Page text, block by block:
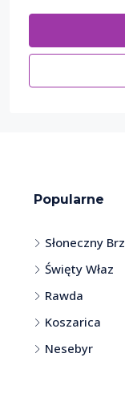
Popularne
Słoneczny
Święty Właz
Rawda
Koszarica
Nesebyr